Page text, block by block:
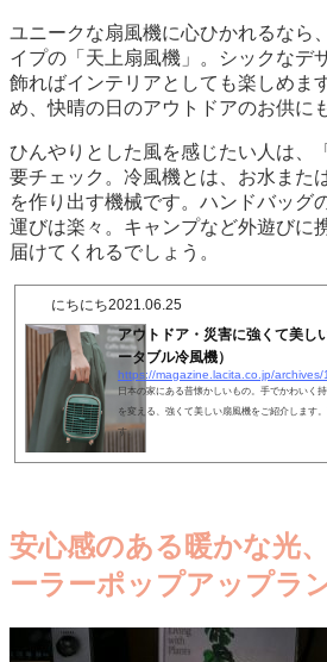
ユニークな扇風機に心ひかれるなら
イプの「天上扇風機」。シックなデ
飾ればインテリアとしても楽しめま
め、快晴の日のアウトドアのお供に
ひんやりとした風を感じたい人は、
要チェック。冷風機とは、お水また
を作り出す機械です。ハンドバッグ
運びは楽々。キャンプなど外遊びに
届けてくれるでしょう。
にちにち2021.06.25
アウトドア・災害に強くて美し
ータブル冷風機）
https://magazine.lacita.co.jp/archives/
日本の家にある昔懐かしいもの。手でかわいく
を変える、強くて美しい扇風機をご紹介します
す。
安心感のある暖かな光
ーラーポップアップラ